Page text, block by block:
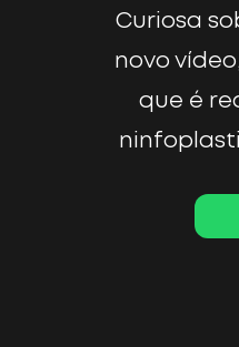
Curiosa
novo
que é